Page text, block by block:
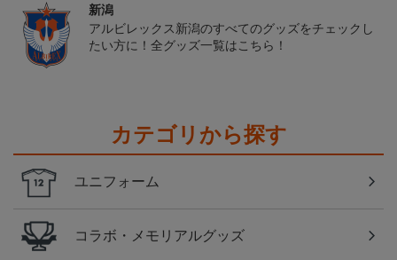
新潟
アルビレックス新潟のすべてのグッズをチェックし
たい方に！全グッズ一覧はこちら！
カテゴリから探す
ユニフォーム
コラボ・メモリアルグッズ